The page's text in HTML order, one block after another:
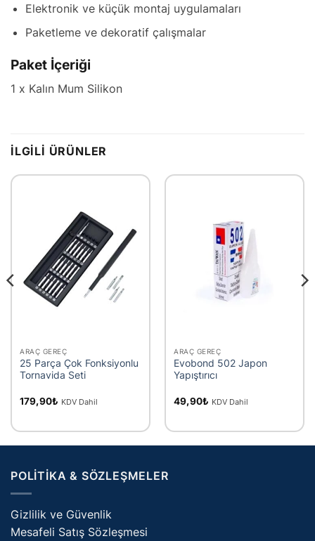
Elektronik ve küçük montaj uygulamaları
Paketleme ve dekoratif çalışmalar
Paket İçeriği
1 x Kalın Mum Silikon
İLGILI ÜRÜNLER
ARAÇ GEREÇ
25 Parça Çok Fonksiyonlu
Tornavida Seti
179,90₺ KDV Dahil
ARAÇ GEREÇ
Evobond 502 Japon
Yapıştırıcı
49,90₺ KDV Dahil
POLITIKA & SÖZLEŞMELER
Gizlilik ve Güvenlik
Mesafeli Satış Sözleşmesi